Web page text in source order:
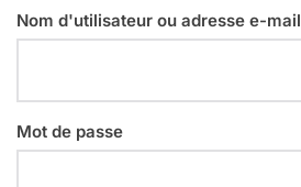
Nom d'utilisateur ou adresse e-mail
Mot de passe